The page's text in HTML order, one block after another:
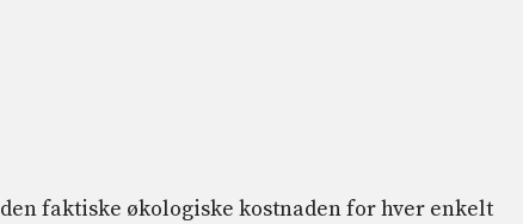
den faktiske økologiske kostnaden for hver enkelt